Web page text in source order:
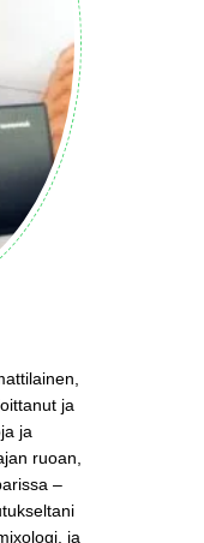
ja
ja
ruoan,
–
ja